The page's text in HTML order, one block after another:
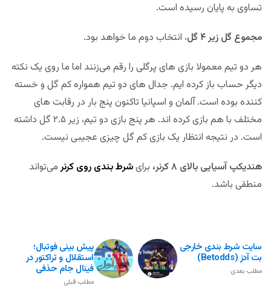
تساوی به پایان رسیده است.
مجموع گل زیر ۴ گل
، انتخاب دوم ما خواهد بود.
هر دو تیم معمولا بازی های پرگلی را رقم می‌زنند اما ما روی یک نکته
دیگر حساب باز کرده ایم. جدال های دو تیم همواره کم گل و خسته
کننده بوده است. آلمان و اسپانیا تاکنون پنج بار در رقابت های
مختلف با هم بازی کرده اند. هر پنج بازی دو تیم، زیر ۲.۵ گل داشته
است. در نتیجه انتظار یک بازی کم گل چیزی عجیبی نیست.
هندیکپ آسیایی بالای ۸ کرنر،
برایشرط بندی روی کرنرمی‌تواند
منطقی باشد.
پیش بینی فوتبال؛
استقلال و تراکتور در
فینال جام حذفی
مطلب قبلی
سایت شرط بندی خارجی
بت آدز (Betodds)
مطلب بعدی